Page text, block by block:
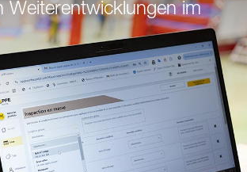
Weiterentwicklungen im